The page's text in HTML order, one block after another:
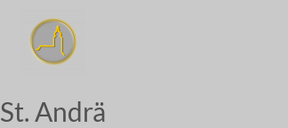
St. Andrä